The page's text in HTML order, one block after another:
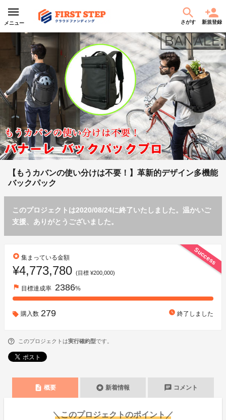
メニュー さがす 新規登録
【もうカバンの使い分けは不要！】革新的デザイン多機能
バックパック
このプロジェクトは2020/08/24に終了いたしました。温かいご
支援、ありがとうございました。
Success
stars 集まっている金額
¥4,773,780 (目標 ¥200,000)
flag 目標達成率 2386%
購入数 279 watch_later 終了しました
このプロジェクトは実行確約型です。
description 概要 stars 新着情報 chat コメント
＼このプロジェクトのポイント／